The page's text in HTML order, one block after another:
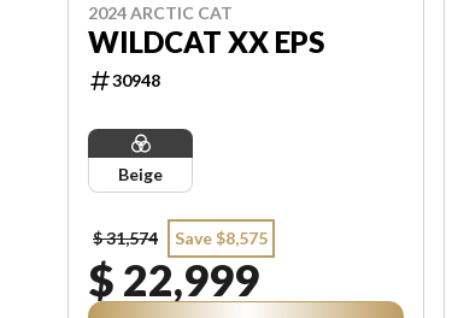
2024 ARCTIC CAT
WILDCAT XX EPS
30948
Beige
$ 31,574 Save $8,575
$ 22,999